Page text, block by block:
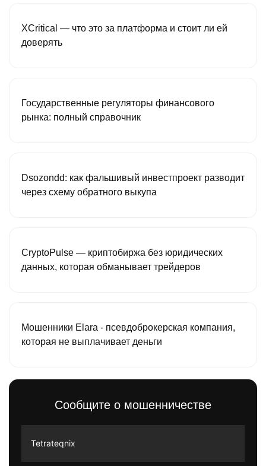
XCritical — что это за платформа и стоит ли ей
доверять
Государственные регуляторы финансового
рынка: полный справочник
Dsozondd: как фальшивый инвестпроект разводит
через схему обратного выкупа
CryptoPulse — криптобиржа без юридических
данных, которая обманывает трейдеров
Мошенники Elara - псевдоброкерская компания,
которая не выплачивает деньги
Сообщите о мошенничестве